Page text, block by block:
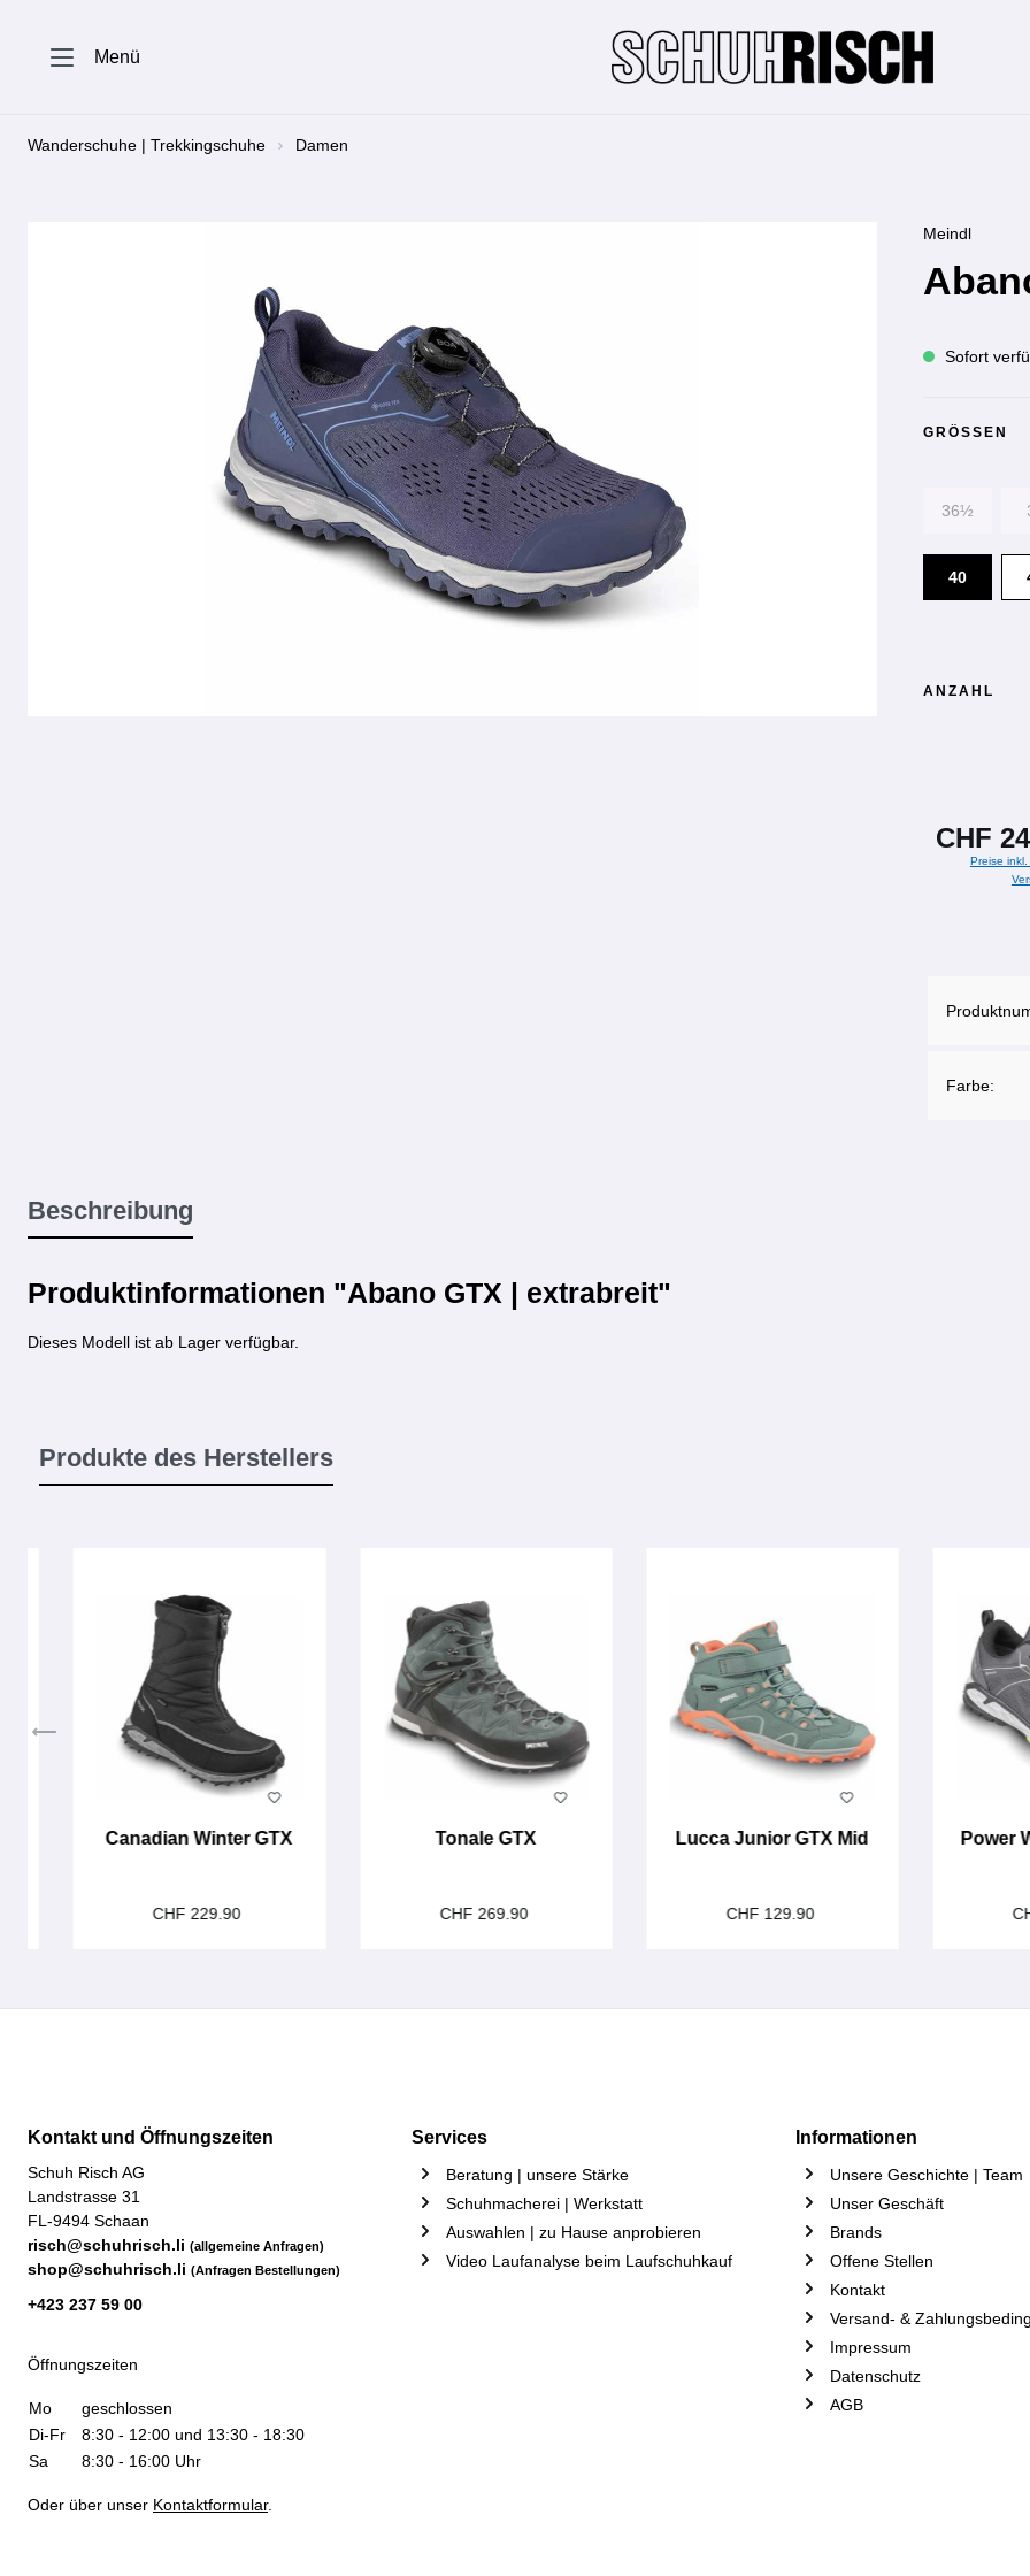
Menü
Wanderschuhe | Trekkingschuhe Damen
Meindl
Sofort
GRÖSSEN
36½
40
ANZAHL
CHF
Preise
Farbe:
Beschreibung
Produktinformationen "Abano GTX | extrabreit"
Dieses Modell ist ab Lager verfügbar.
Produkte des Herstellers
Canadian Winter GTX
CHF 229.90
Tonale GTX
CHF 269.90
Lucca Junior GTX Mid
CHF 129.90
Power
Kontakt und Öffnungszeiten
Schuh Risch AG
Landstrasse 31
FL-9494 Schaan
risch@schuhrisch.li (allgemeine Anfragen)
shop@schuhrisch.li (Anfragen Bestellungen)
+423 237 59 00
Öffnungszeiten
Mo
geschlossen
Di-Fr
8:30 - 12:00 und 13:30 - 18:30
Sa
8:30 - 16:00 Uhr
Oder über unser Kontaktformular.
Services
Beratung | unsere Stärke
Schuhmacherei | Werkstatt
Auswahlen | zu Hause anprobieren
Video Laufanalyse beim Laufschuhkauf
Informationen
Unsere Geschichte | Team
Unser Geschäft
Brands
Offene Stellen
Kontakt
Versand- &
Impressum
Datenschutz
AGB